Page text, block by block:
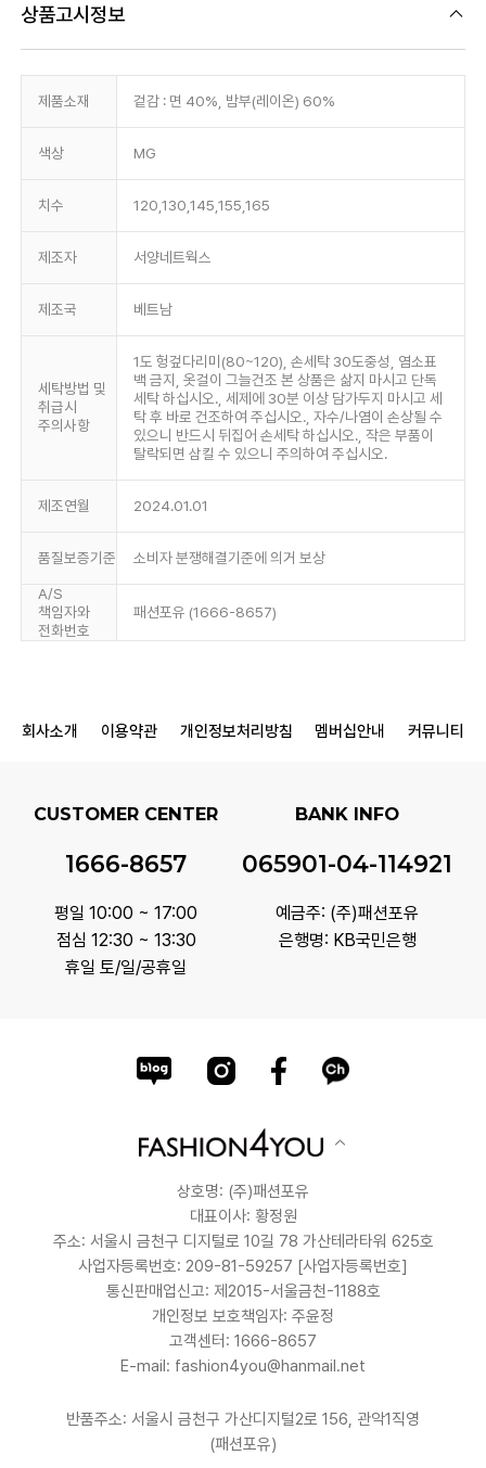
상품고시정보
제품소재 겉감 : 면 40%, 밤부(레이온) 60%
색상 MG
치수 120,130,145,155,165
제조자 서양네트웍스
제조국 베트남
세탁방법 및
취급시
주의사항
1도 헝겊다리미(80~120), 손세탁 30도중성, 염소표
백 금지, 옷걸이 그늘건조 본 상품은 삶지 마시고 단독
세탁 하십시오., 세제에 30분 이상 담가두지 마시고 세
탁 후 바로 건조하여 주십시오., 자수/나염이 손상될 수
있으니 반드시 뒤집어 손세탁 하십시오., 작은 부품이
탈락되면 삼킬 수 있으니 주의하여 주십시오.
제조연월 2024.01.01
품질보증기준 소비자 분쟁해결기준에 의거 보상
A/S
책임자와
전화번호
패션포유 (1666-8657)
회사소개 이용약관 개인정보처리방침 멤버십안내 커뮤니티
CUSTOMER CENTER
1666-8657
평일 10:00 ~ 17:00
점심 12:30 ~ 13:30
휴일 토/일/공휴일
BANK INFO
065901-04-114921
예금주: (주)패션포유
은행명: KB국민은행
상호명: (주)패션포유
대표이사: 황정원
주소: 서울시 금천구 디지털로 10길 78 가산테라타워 625호
사업자등록번호: 209-81-59257 [사업자등록번호]
통신판매업신고: 제2015-서울금천-1188호
개인정보 보호책임자: 주윤정
고객센터: 1666-8657
E-mail: fashion4you@hanmail.net
반품주소: 서울시 금천구 가산디지털2로 156, 관악1직영
(패션포유)